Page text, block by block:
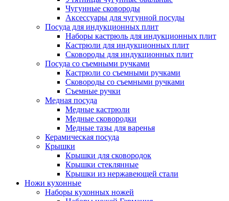
Чугунные сковороды
Аксессуары для чугунной посуды
Посуда для индукционных плит
Наборы кастрюль для индукционных плит
Кастрюли для индукционных плит
Сковороды для индукционных плит
Посуда со съемными ручками
Кастрюли со съемными ручками
Сковороды со съемными ручками
Съемные ручки
Медная посуда
Медные кастрюли
Медные сковородки
Медные тазы для варенья
Керамическая посуда
Крышки
Крышки для сковородок
Крышки стеклянные
Крышки из нержавеющей стали
Ножи кухонные
Наборы кухонных ножей